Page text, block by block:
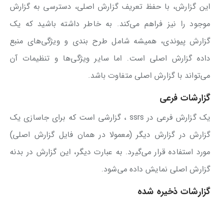
این گزارش، با حفظ تعریف گزارش اصلی، دسترسی به گزارش
موجود را نیز فراهم می‌کند. به خاطر داشته باشید که یک
گزارش پیوندی، همیشه شامل طرح بندی و ویژگی‌های منبع
داده گزارش اصلی است. اما سایر ویژگی‌ها و تنظیمات آن
می‌تواند با گزارش اصلی متفاوت باشد.
گزارشات‌ فرعی
یک گزارش فرعی در ssrs ، گزارشی است که برای جاسازی یک
گزارش در گزارش دیگر (معمولا در همان فایل گزارش اصلی)
مورد استفاده قرار می‌گیرد. به عبارت دیگر، این گزارش در بدنه
گزارش اصلی نمایش داده می‌شود.
گزارشات ذخیره شده